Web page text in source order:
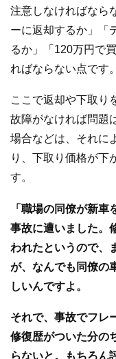
注意しなければなら
ーに返却するか」「
るか」「120万円で
ればならない点です。
ここで返却や下取り
故障がなければ問題
場合などは、それに
り、下取り価格が下
す。
「職場の同僚が新
事故に遭いました。
われたというので、
が、なんでも同僚の
しいんですよ。
それで、事故でフレ
修復歴がついた分の
らないと。もちろん